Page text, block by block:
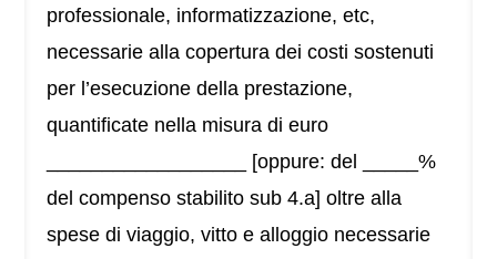
professionale, informatizzazione, etc,
necessarie alla copertura dei costi sostenuti
per l’esecuzione della prestazione,
quantificate nella misura di euro
__________________ [oppure: del _____%
del compenso stabilito sub 4.a] oltre alla
spese di viaggio, vitto e alloggio necessarie